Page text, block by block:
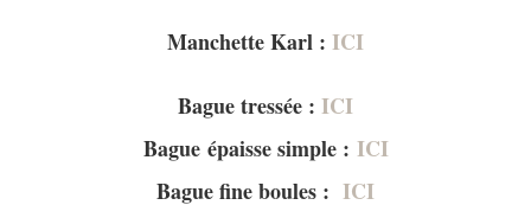
Manchette Karl : ICI
Bague tressée : ICI
Bague épaisse simple : ICI
Bague fine boules : ICI